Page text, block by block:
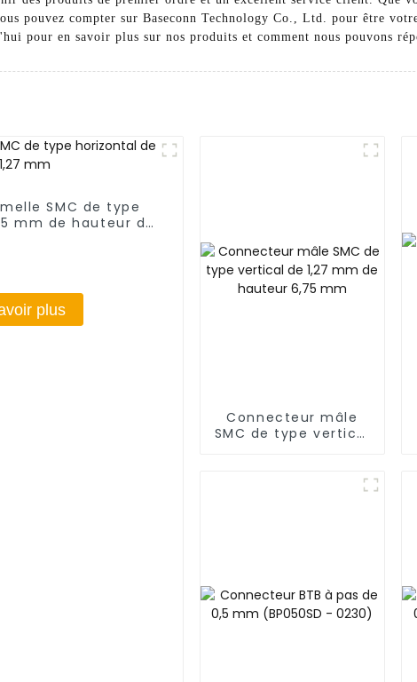
pouvez compter sur Baseconn Technology Co., Ltd. pour être
pour en savoir plus sur nos produits et comment nous pouvons
SMC de type
mm de hauteur de
plus
Connecteur mâle
SMC de type vertical